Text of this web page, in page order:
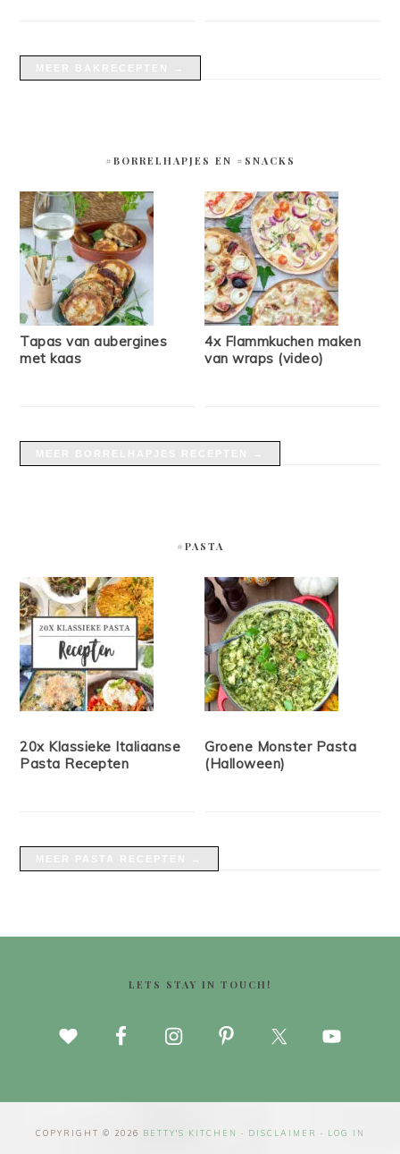
#BORRELHAPJES EN #SNACKS
Tapas van aubergines
met kaas
4x Flammkuchen maken
van wraps (video)
#PASTA
20x Klassieke Italiaanse
Pasta Recepten
Groene Monster Pasta
(Halloween)
LETS STAY IN TOUCH!
COPYRIGHT © 2026 BETTY'S KITCHEN · DISCLAIMER · LOG IN